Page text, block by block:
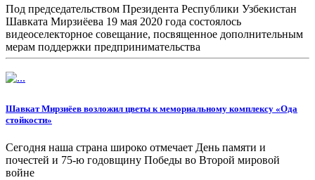
Под председательством Президента Республики Узбекистан
Шавката Мирзиёева 19 мая 2020 года состоялось
видеоселекторное совещание, посвященное дополнительным
мерам поддержки предпринимательства
Шавкат Мирзиёев возложил цветы к мемориальному комплексу «Ода
стойкости»
Сегодня наша страна широко отмечает День памяти и
почестей и 75-ю годовщину Победы во Второй мировой
войне